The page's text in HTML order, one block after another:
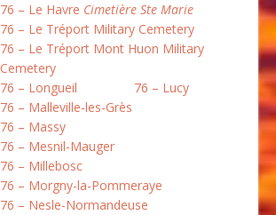
76 – Le Havre Cimetière Ste Marie
76 – Le Tréport Military Cemetery
76 – Le Tréport Mont Huon Military
Cemetery
76 – Longueil
76 – Lucy
76 – Malleville-les-Grès
76 – Massy
76 – Mesnil-Mauger
76 – Millebosc
76 – Morgny-la-Pommeraye
76 – Nesle-Normandeuse